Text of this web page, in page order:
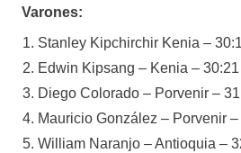
Varones:
Stanley Kipchirchir Kenia –
Edwin Kipsang – Kenia – 30:21
Diego Colorado – Porvenir –
Mauricio González – Porvenir
William Naranjo – Antioquia –